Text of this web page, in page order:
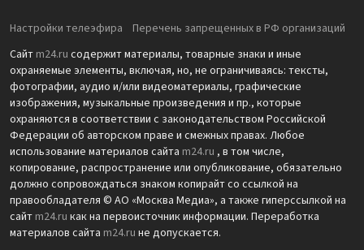
Настройки телеэфира
Перечень запрещенных в РФ организаций
Сайт m24.ru содержит материалы, товарные знаки и иные
охраняемые элементы, включая, но, не ограничиваясь: тексты,
фотографии, аудио и/или видеоматериалы, графические
изображения, музыкальные произведения и пр., которые
охраняются в соответствии с законодательством Российской
Федерации об авторском праве и смежных правах. Любое
использование материалов сайта m24.ru , в том числе,
копирование, распространение или опубликование, обязательно
должно сопровождаться знаком копирайт со ссылкой на
правообладателя © АО «Москва Медиа», а также гиперссылкой на
сайт m24.ru как на первоисточник информации. Переработка
материалов сайта m24.ru не допускается.